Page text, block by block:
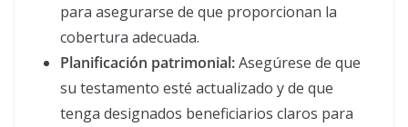
para asegurarse de que proporcionan la
cobertura adecuada.
Planificación patrimonial:Asegúrese de que
su testamento esté actualizado y de que
tenga designados beneficiarios claros para